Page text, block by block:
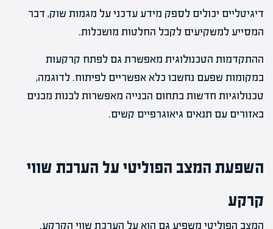
דיגיטליים יכולים לספק מידע עדכני על מגמות שוק, דבר
המסייע למשקיעים לקבל החלטות מושכלות.
ההתקדמות הטכנולוגית מאפשרת גם לפתח קרקעות
במקומות שפעם נחשבו כלא אפשריים לפיתוח. לדוגמה,
טכנולוגיות חדשות בתחום הבנייה מאפשרות לבנות מבנים
באזורים עם תנאים גיאוגרפיים קשים.
השפעת המצב הפוליטי על הערכת שווי
קרקע
המצב הפוליטי משפיע גם הוא על הערכת שווי הקרקע.